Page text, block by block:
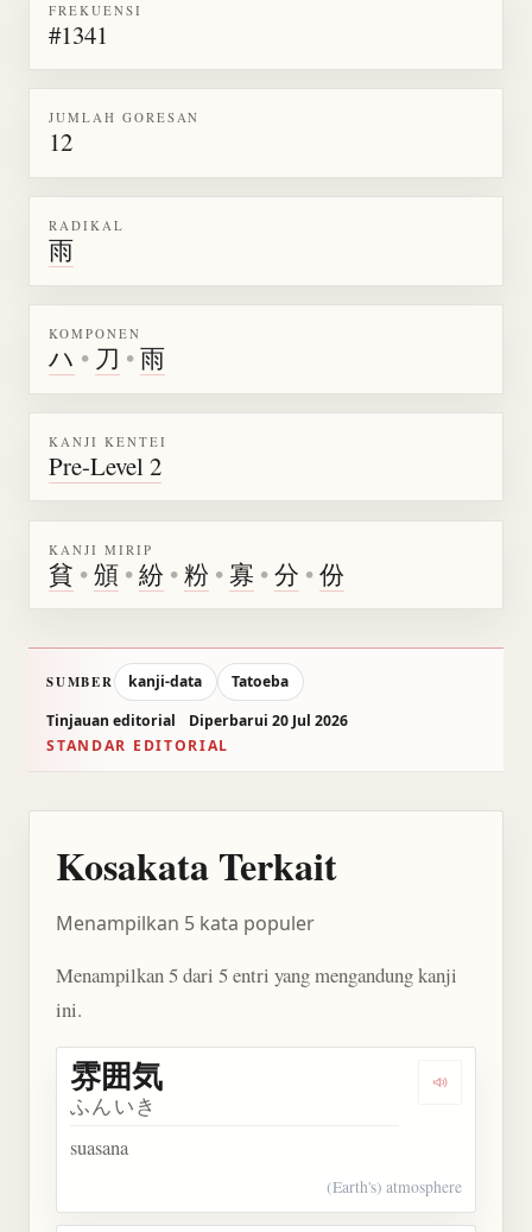
FREKUENSI
#1341
JUMLAH GORESAN
12
RADIKAL
雨
KOMPONEN
ハ • 刀 •雨
KANJI KENTEI
Pre-Level 2
KANJI MIRIP
貧 •頒 •紛 •粉 • 寡 •分 •份
SUMBER kanji-data
Tatoeba
Tinjauan editorial
Diperbarui 20 Jul 2026
STANDAR EDITORIAL
Kosakata Terkait
Menampilkan 5 kata populer
Menampilkan 5 dari 5 entri yang mengandung kanji
ini.
Dengarkan
雰囲気
ふんいき
suasana
(Earth's) atmosphere